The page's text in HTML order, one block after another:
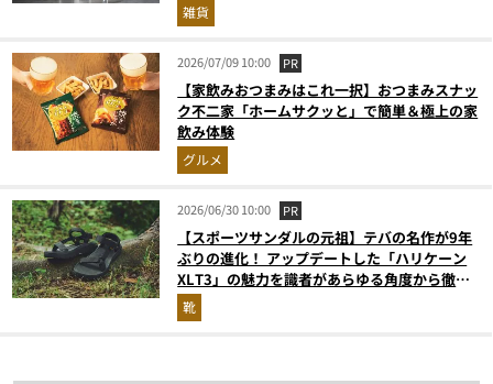
雑貨
2026/07/09 10:00 PR
【家飲みおつまみはこれ一択】おつまみスナッ
ク不二家「ホームサクッと」で簡単＆極上の家
飲み体験
グルメ
2026/06/30 10:00 PR
【スポーツサンダルの元祖】テバの名作が9年
ぶりの進化！ アップデートした「ハリケーン
XLT3」の魅力を識者があらゆる角度から徹底
解説！
靴